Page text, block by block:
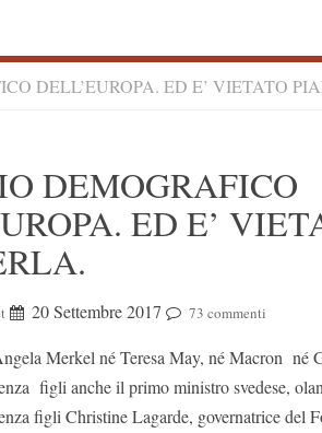
DELL’EUROPA. ED E’ VIETATO
DEMOGRAFICO
ED E’
20 Settembre 2017 73 commenti
Merkel né Teresa May, né Macron né
figli anche il primo ministro svedese,
figli Christine Lagarde, governatrice del